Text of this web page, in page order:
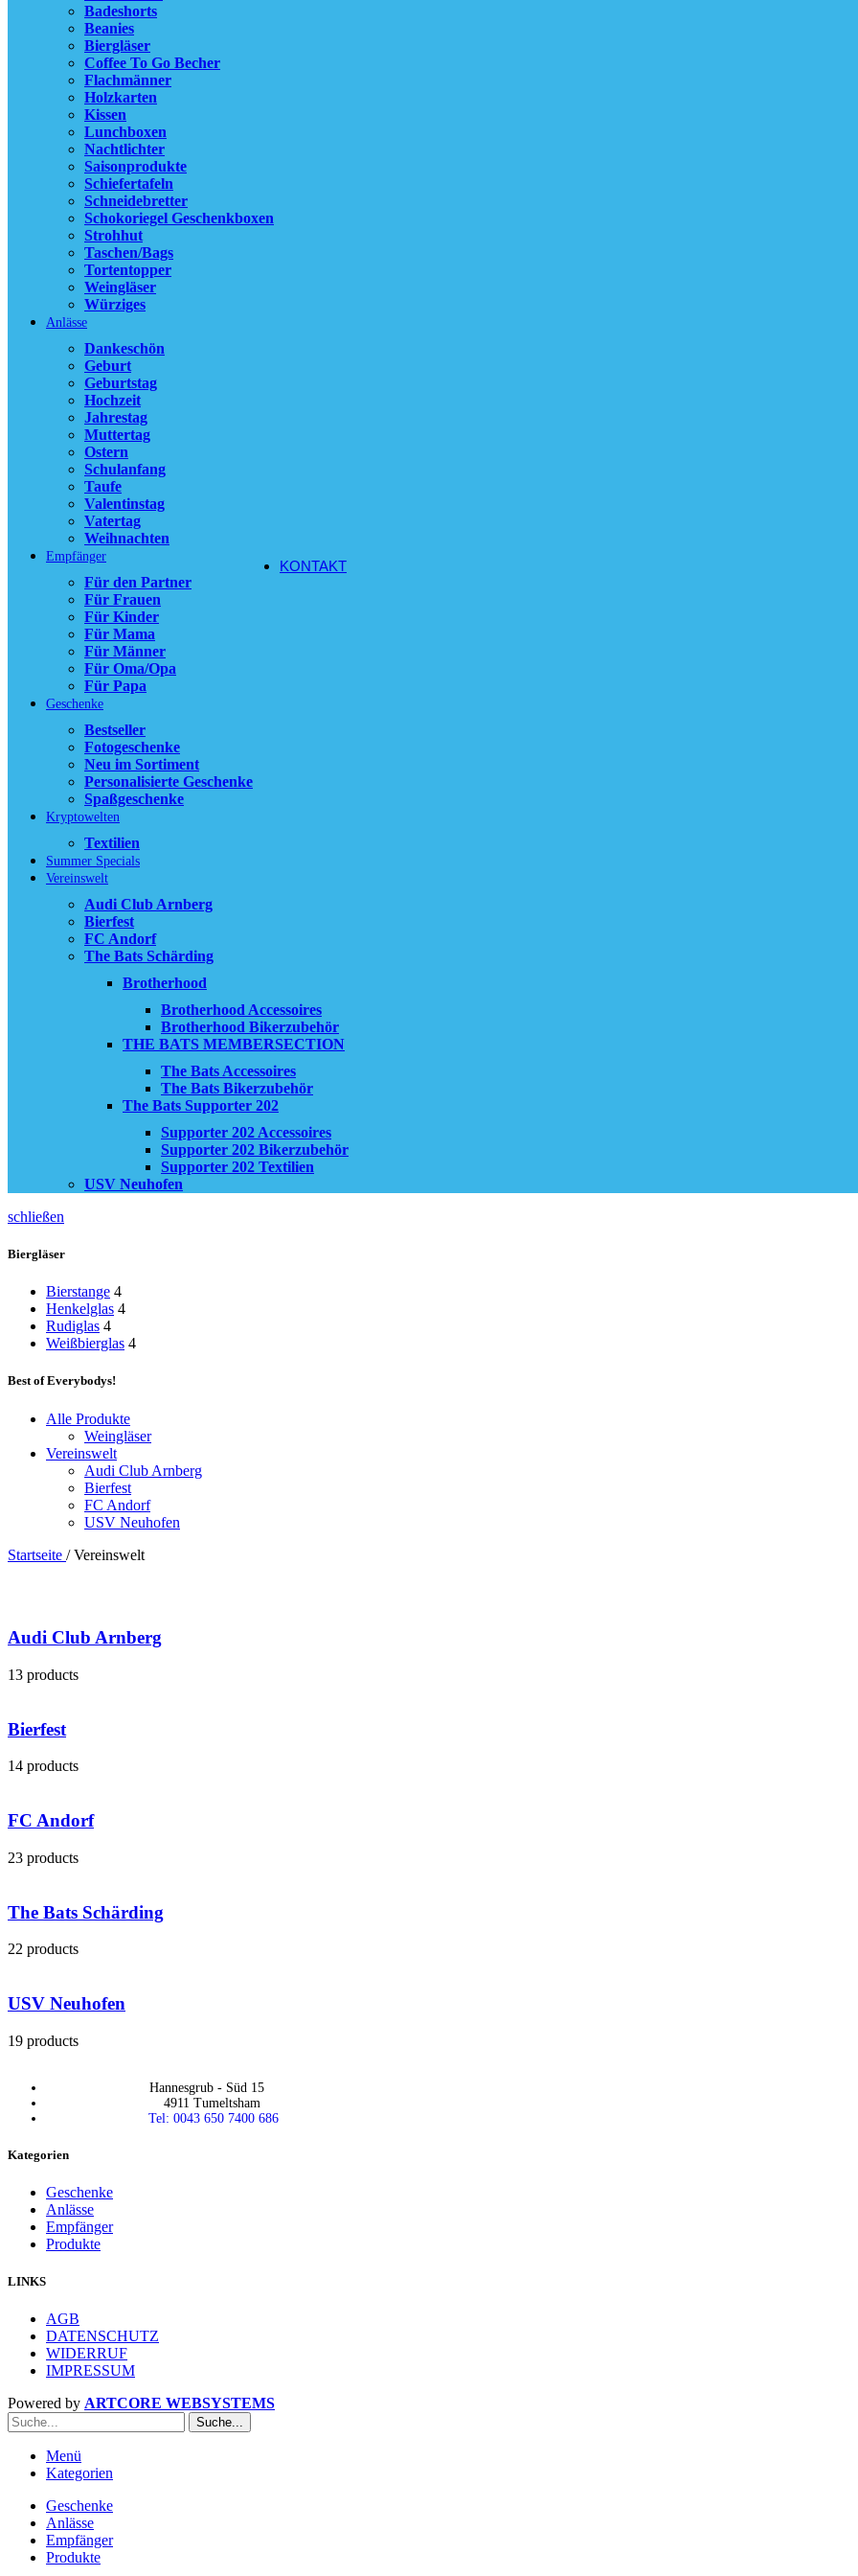
KONTAKT
Badeshorts
Beanies
Biergläser
Coffee To Go Becher
Flachmänner
Holzkarten
Kissen
Lunchboxen
Nachtlichter
Saisonprodukte
Schiefertafeln
Schneidebretter
Schokoriegel Geschenkboxen
Strohhut
Taschen/Bags
Tortentopper
Weingläser
Würziges
Anlässe
Dankeschön
Geburt
Geburtstag
Hochzeit
Jahrestag
Muttertag
Ostern
Schulanfang
Taufe
Valentinstag
Vatertag
Weihnachten
Empfänger
Für den Partner
Für Frauen
Für Kinder
Für Mama
Für Männer
Für Oma/Opa
Für Papa
Geschenke
Bestseller
Fotogeschenke
Neu im Sortiment
Personalisierte Geschenke
Spaßgeschenke
Kryptowelten
Textilien
Summer Specials
Vereinswelt
Audi Club Arnberg
Bierfest
FC Andorf
The Bats Schärding
Brotherhood
Brotherhood Accessoires
Brotherhood Bikerzubehör
THE BATS MEMBERSECTION
The Bats Accessoires
The Bats Bikerzubehör
The Bats Supporter 202
Supporter 202 Accessoires
Supporter 202 Bikerzubehör
Supporter 202 Textilien
USV Neuhofen
schließen
Biergläser
Bierstange 4
Henkelglas 4
Rudiglas 4
Weißbierglas 4
Best of Everybodys!
Alle Produkte
Weingläser
Vereinswelt
Audi Club Arnberg
Bierfest
FC Andorf
USV Neuhofen
Startseite / Vereinswelt
Audi Club Arnberg
13 products
Bierfest
14 products
FC Andorf
23 products
The Bats Schärding
22 products
USV Neuhofen
19 products
Hannesgrub - Süd 15
4911 Tumeltsham
Tel: 0043 650 7400 686
Kategorien
Geschenke
Anlässe
Empfänger
Produkte
LINKS
AGB
DATENSCHUTZ
WIDERRUF
IMPRESSUM
Powered by ARTCORE WEBSYSTEMS
Suche...
Menü
Kategorien
Geschenke
Anlässe
Empfänger
Produkte